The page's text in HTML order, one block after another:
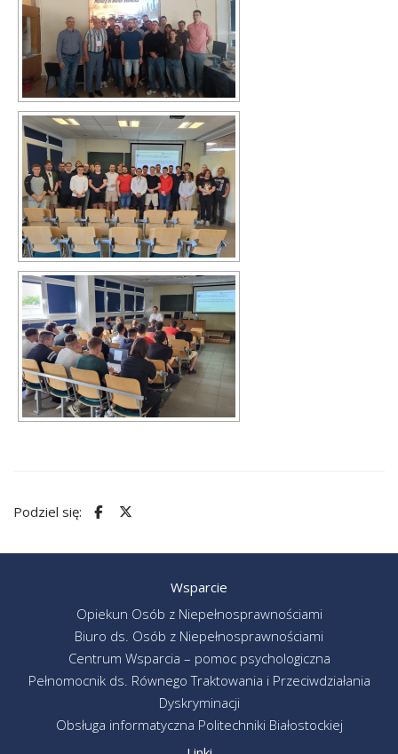
Podziel się:
Wsparcie
Opiekun Osób z Niepełnosprawnościami
Biuro ds. Osób z Niepełnosprawnościami
Centrum Wsparcia – pomoc psychologiczna
Pełnomocnik ds. Równego Traktowania i Przeciwdziałania
Dyskryminacji
Obsługa informatyczna Politechniki Białostockiej